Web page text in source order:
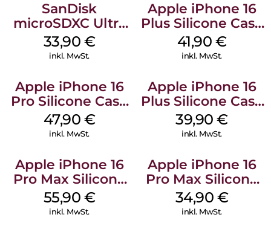
SanDisk
microSDXC Ultra
128 GB + Adapter
Mobile
33,90 €
inkl. MwSt.
Apple iPhone 16
Plus Silicone Case
MagSafe Stone
Gray
41,90 €
inkl. MwSt.
Apple iPhone 16
Pro Silicone Case
MagSafe Denim
47,90 €
inkl. MwSt.
Apple iPhone 16
Plus Silicone Case
MagSafe Plum
39,90€
inkl. MwSt.
Apple iPhone 16
Pro Max Silicone
Case MagSafe
Stone Gray
55,90 €
inkl. MwSt.
Apple iPhone 16
Pro Max Silicone
Case MagSafe
Denim
34,90 €
inkl. MwSt.